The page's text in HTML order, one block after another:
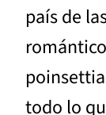
país de
todo lo